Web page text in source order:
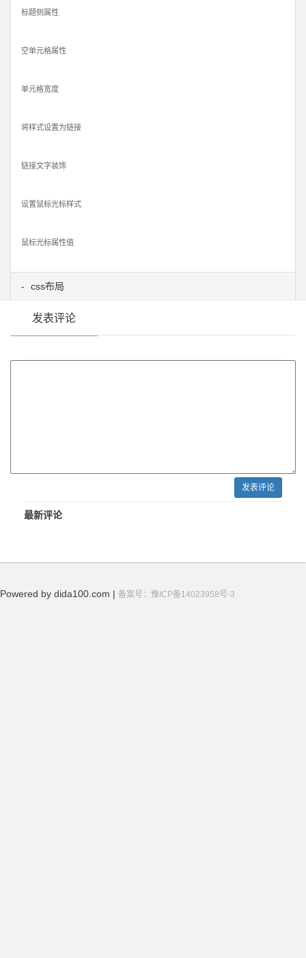
标题侧属性
空单元格属性
单元格宽度
将样式设置为链接
链接文字装饰
设置鼠标光标样式
鼠标光标属性值
css布局
发表评论
发表评论
最新评论
Powered by dida100.com | 备案号：豫ICP备14023958号-3